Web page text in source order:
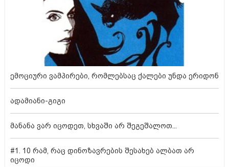
ემოციური ვამპირები, რომლებსაც ქალები უნდა ერიდონ
ადამიანი-გიგი
მანანა ვარ იცოდეთ, სხვაში არ შეგეშალოთ...
#1. 10 რამ, რაც დინოზავრების შესახებ ალბათ არ
იცოდი